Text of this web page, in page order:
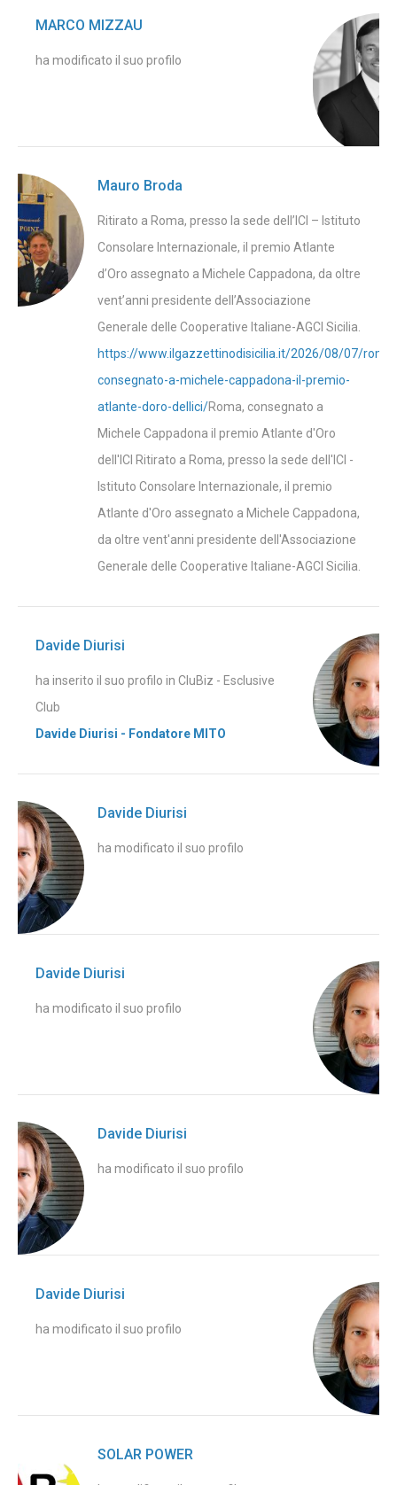
MARCO MIZZAU
ha modificato il suo profilo
Mauro Broda
Ritirato a Roma, presso la sede dell’ICI – Istituto
Consolare Internazionale, il premio Atlante
d’Oro assegnato a Michele Cappadona, da oltre
vent’anni presidente dell’Associazione
Generale delle Cooperative Italiane-AGCI Sicilia.
https://www.ilgazzettinodisicilia.it/2026/08/07/roma-
consegnato-a-michele-cappadona-il-premio-
atlante-doro-dellici/Roma, consegnato a
Michele Cappadona il premio Atlante d'Oro
dell'ICI Ritirato a Roma, presso la sede dell'ICI -
Istituto Consolare Internazionale, il premio
Atlante d'Oro assegnato a Michele Cappadona,
da oltre vent'anni presidente dell'Associazione
Generale delle Cooperative Italiane-AGCI Sicilia.
Davide Diurisi
ha inserito il suo profilo in CluBiz - Esclusive
Club
Davide Diurisi - Fondatore MITO
Davide Diurisi
ha modificato il suo profilo
Davide Diurisi
ha modificato il suo profilo
Davide Diurisi
ha modificato il suo profilo
Davide Diurisi
ha modificato il suo profilo
SOLAR POWER